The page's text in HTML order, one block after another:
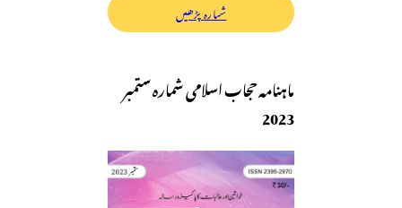
شمارہ پڑھیں
ماہنامہ حجاب اسلامی شمارہ ستمبر
2023